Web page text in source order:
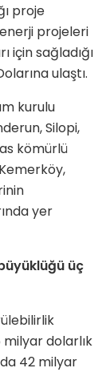
proje
projeleri
için sağladığı
ulaştı.
kurulu
Silopi,
kömürlü
yer
üç
milyar dolarlık
42 milyar